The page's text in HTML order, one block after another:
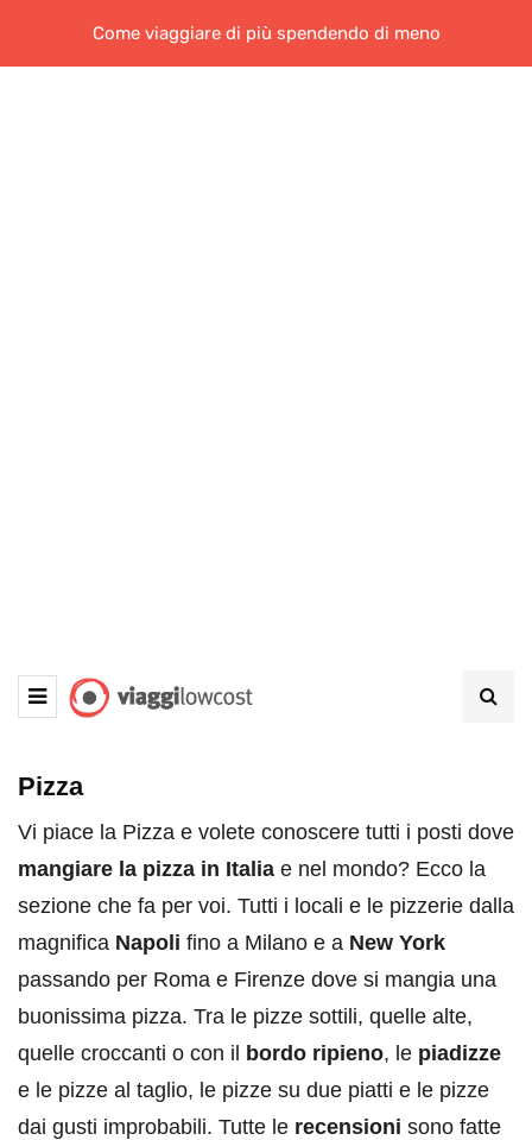
Come viaggiare di più spendendo di meno
Pizza
Vi piace la Pizza e volete conoscere tutti i posti dove
mangiare la pizza in Italia e nel mondo? Ecco la
sezione che fa per voi. Tutti i locali e le pizzerie dalla
magnifica Napoli fino a Milano e a New York
passando per Roma e Firenze dove si mangia una
buonissima pizza. Tra le pizze sottili, quelle alte,
quelle croccanti o con il
bordo ripieno, le piadizze
e le pizze al taglio, le pizze su due piatti e le pizze
dai gusti improbabili. Tutte le recensioni sono fatte